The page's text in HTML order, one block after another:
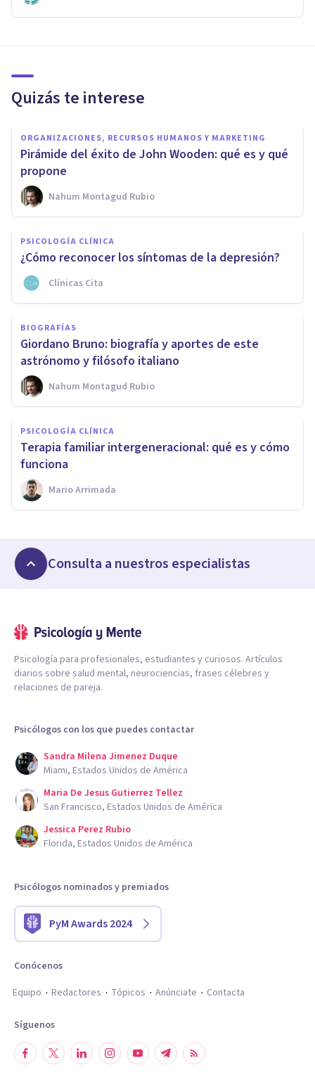
Quizás te interese
ORGANIZACIONES, RECURSOS HUMANOS Y MARKETING
Pirámide del éxito de John Wooden: qué es y qué
propone
Nahum Montagud Rubio
PSICOLOGÍA CLÍNICA
¿Cómo reconocer los síntomas de la depresión?
Clínicas Cita
BIOGRAFÍAS
Giordano Bruno: biografía y aportes de este
astrónomo y filósofo italiano
Nahum Montagud Rubio
PSICOLOGÍA CLÍNICA
Terapia familiar intergeneracional: qué es y cómo
funciona
Mario Arrimada
Consulta a nuestros especialistas
Psicología para profesionales, estudiantes y curiosos. Artículos
diarios sobre salud mental, neurociencias, frases célebres y
relaciones de pareja.
Psicólogos con los que puedes contactar
Sandra Milena Jimenez Duque
Miami, Estados Unidos de América
Maria De Jesus Gutierrez Tellez
San Francisco, Estados Unidos de América
Jessica Perez Rubio
Florida, Estados Unidos de América
Psicólogos nominados y premiados
PyM Awards 2024
Conócenos
Equipo
Redactores Tópicos Anúnciate Contacta
Síguenos